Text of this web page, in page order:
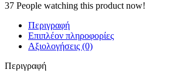
37 People watching this product now!
Περιγραφή
Επιπλέον πληροφορίες
Αξιολογήσεις (0)
Περιγραφή